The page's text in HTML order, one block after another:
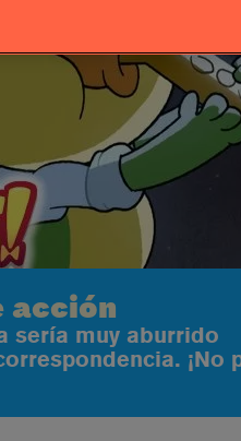
acción
sería muy aburrido
¡No